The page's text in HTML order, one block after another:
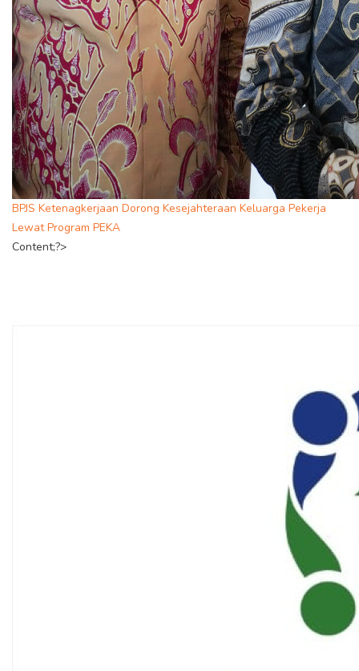
BPJS Ketenagkerjaan Dorong Kesejahteraan Keluarga Pekerja
Lewat Program PEKA
Content;?>